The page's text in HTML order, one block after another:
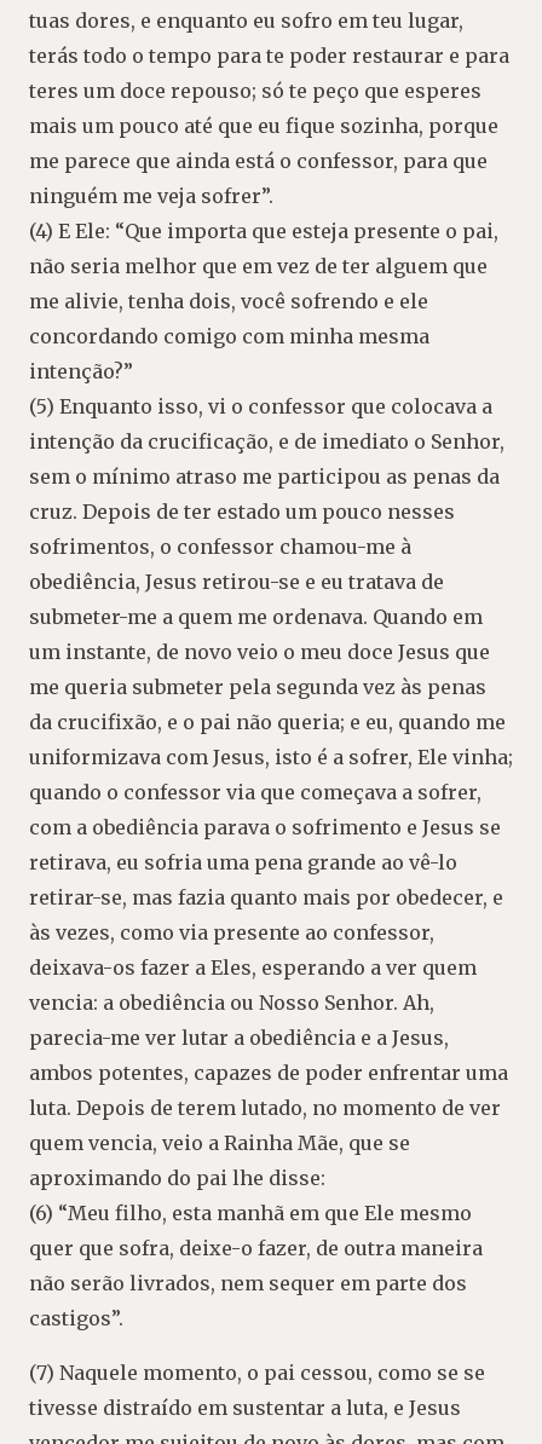
tuas dores, e enquanto eu sofro em teu lugar,
terás todo o tempo para te poder restaurar e para
teres um doce repouso; só te peço que esperes
mais um pouco até que eu fique sozinha, porque
me parece que ainda está o confessor, para que
ninguém me veja sofrer”.
(4) E Ele: “Que importa que esteja presente o pai,
não seria melhor que em vez de ter alguem que
me alivie, tenha dois, você sofrendo e ele
concordando comigo com minha mesma
intenção?”
(5) Enquanto isso, vi o confessor que colocava a
intenção da crucificação, e de imediato o Senhor,
sem o mínimo atraso me participou as penas da
cruz. Depois de ter estado um pouco nesses
sofrimentos, o confessor chamou-me à
obediência, Jesus retirou-se e eu tratava de
submeter-me a quem me ordenava. Quando em
um instante, de novo veio o meu doce Jesus que
me queria submeter pela segunda vez às penas
da crucifixão, e o pai não queria; e eu, quando me
uniformizava com Jesus, isto é a sofrer, Ele vinha;
quando o confessor via que começava a sofrer,
com a obediência parava o sofrimento e Jesus se
retirava, eu sofria uma pena grande ao vê-lo
retirar-se, mas fazia quanto mais por obedecer, e
às vezes, como via presente ao confessor,
deixava-os fazer a Eles, esperando a ver quem
vencia: a obediência ou Nosso Senhor. Ah,
parecia-me ver lutar a obediência e a Jesus,
ambos potentes, capazes de poder enfrentar uma
luta. Depois de terem lutado, no momento de ver
quem vencia, veio a Rainha Mãe, que se
aproximando do pai lhe disse:
(6) “Meu filho, esta manhã em que Ele mesmo
quer que sofra, deixe-o fazer, de outra maneira
não serão livrados, nem sequer em parte dos
castigos”.
(7) Naquele momento, o pai cessou, como se se
tivesse distraído em sustentar a luta, e Jesus